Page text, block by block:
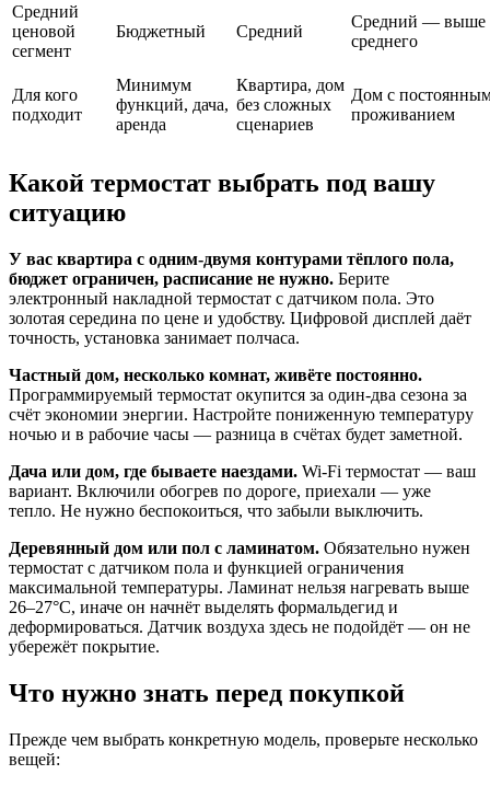
Средний
ценовой
сегмент
Бюджетный Средний
Средний — выше
среднего
Для кого
подходит
Минимум
функций, дача,
аренда
Квартира, дом
без сложных
сценариев
Дом с
проживанием
Какой термостат выбрать под вашу
ситуацию
У вас квартира с одним-двумя контурами тёплого пола,
бюджет ограничен, расписание не нужно. Берите
электронный накладной термостат с датчиком пола. Это
золотая середина по цене и удобству. Цифровой дисплей даёт
точность, установка занимает полчаса.
Частный дом, несколько комнат, живёте постоянно.
Программируемый термостат окупится за один-два сезона за
счёт экономии энергии. Настройте пониженную температуру
ночью и в рабочие часы — разница в счётах будет заметной.
Дача или дом, где бываете наездами. Wi-Fi термостат — ваш
вариант. Включили обогрев по дороге, приехали — уже
тепло. Не нужно беспокоиться, что забыли выключить.
Деревянный дом или пол с ламинатом. Обязательно нужен
термостат с датчиком пола и функцией ограничения
максимальной температуры. Ламинат нельзя нагревать выше
26–27°C, иначе он начнёт выделять формальдегид и
деформироваться. Датчик воздуха здесь не подойдёт — он не
убережёт покрытие.
Что нужно знать перед покупкой
Прежде чем выбрать конкретную модель, проверьте несколько
вещей: